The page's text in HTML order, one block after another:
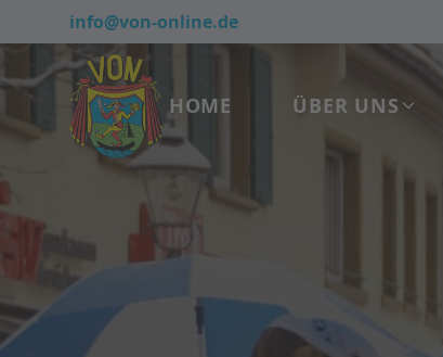
info@von-online.de
HOME ÜBER UNS